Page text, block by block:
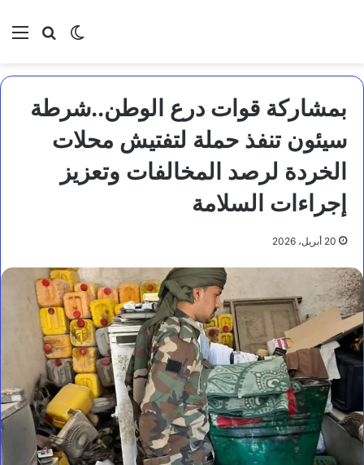
بحثالوضع
بمشاركة قوات درع الوطن..شرطة
سيئون تنفذ حملة لتفتيش محلات
الخردة لرصد المخالفات وتعزيز
إجراءات السلامة
20 أبريل، 2026